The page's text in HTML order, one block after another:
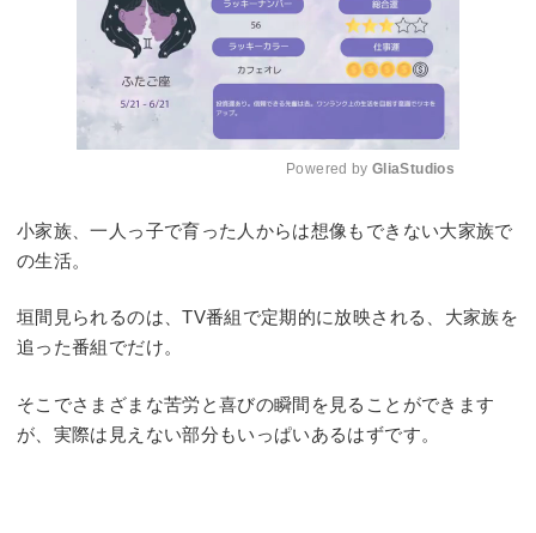
Powered by GliaStudios
小家族、一人っ子で育った人からは想像もできない大家族で
の生活。
垣間見られるのは、TV番組で定期的に放映される、大家族を
追った番組でだけ。
そこでさまざまな苦労と喜びの瞬間を見ることができます
が、実際は見えない部分もいっぱいあるはずです。